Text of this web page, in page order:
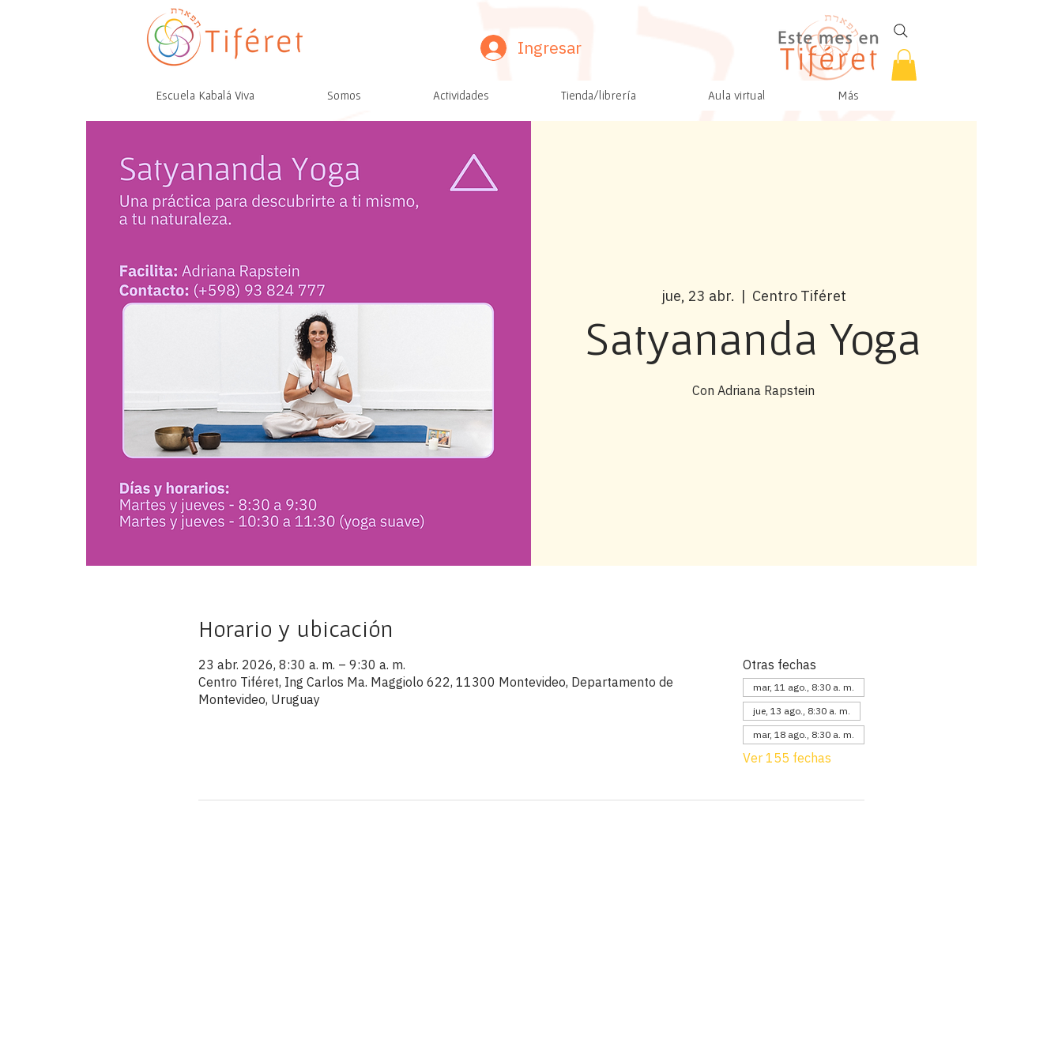
Ingresar
Escuela Kabalá Viva Somos Actividades Tienda/librería Aula virtual Más
jue, 23 abr.
  |
Centro Tiféret
Satyananda Yoga
Con Adriana Rapstein
Horario y ubicación
23 abr. 2026, 8:30 a. m. – 9:30 a. m.
Centro Tiféret, Ing Carlos Ma. Maggiolo 622, 11300 Montevideo, Departamento de
Montevideo, Uruguay
Otras fechas
mar, 11 ago., 8:30 a. m.
jue, 13 ago., 8:30 a. m.
mar, 18 ago., 8:30 a. m.
Ver 155 fechas